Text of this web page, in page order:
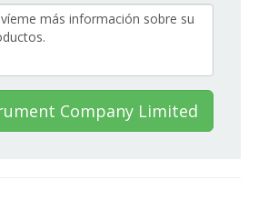
Company Limited